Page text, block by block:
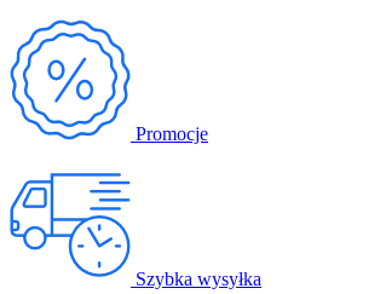
Promocje
Szybka wysyłka